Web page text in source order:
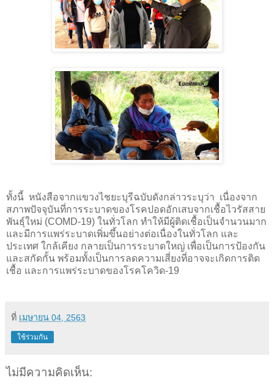
ทั้งนี้ หนังสือจากแขวงไชยะบุรีฉบับดังกล่าวระบุว่า เนื่องจาก
สภาพปัจจุบันที่การระบาดของโรคปอดอักเสบจากเชื้อไวรัสสาย
พันธุ์ใหม่ (COMD-19) ในทั่วโลก ทําให้มีผู้ติดเชื้อเป็นจํานวนมาก
และมีการแพร่ระบาดเพิ่มขึ้นอย่างต่อเนื่องในทั่วโลก และ
ประเทศ ใกล้เคียง กลายเป็นการระบาดใหญ่ เพื่อเป็นการป้องกัน
และสกัดกั้น พร้อมทั้งเป็นการลดความเสี่ยงที่อาจจะเกิดการติด
เชื้อ และการแพร่ระบาดของโรคโควิด-19
ที่ เมษายน 04, 2563
ใช้ร่วมกัน
ไม่มีความคิดเห็น: